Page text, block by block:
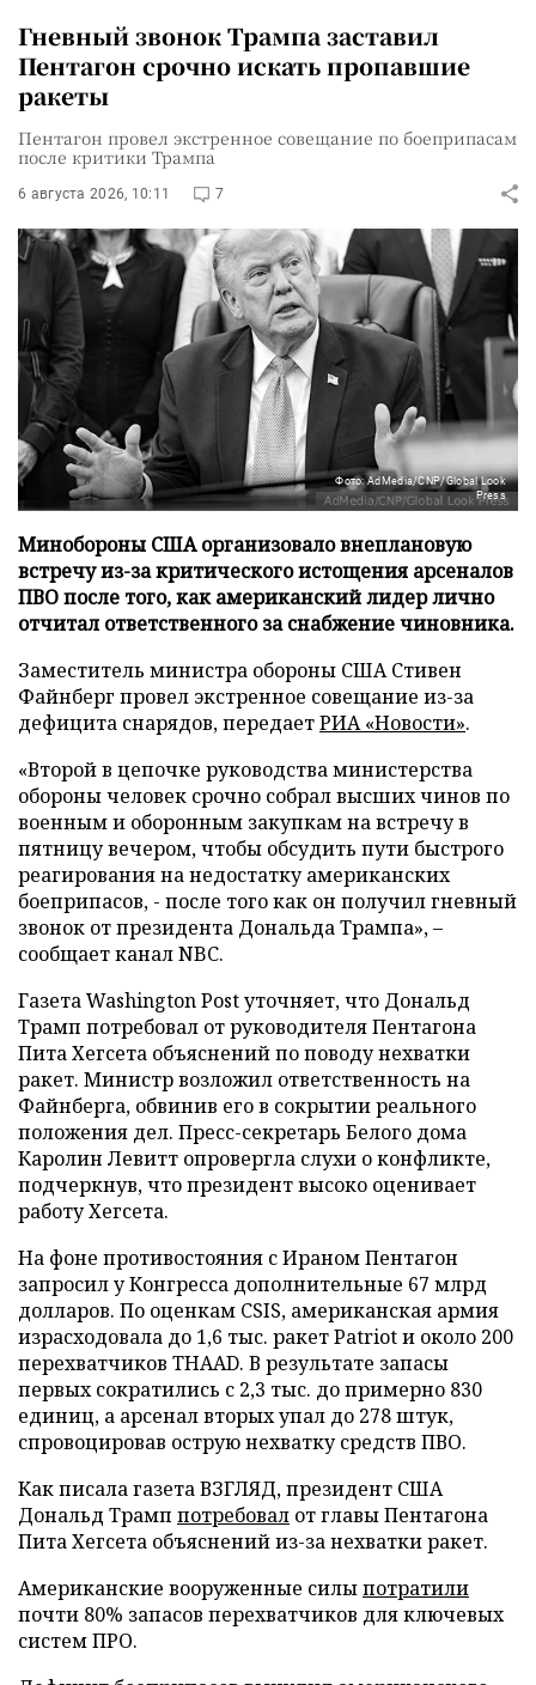
Гневный звонок Трампа заставил
Пентагон срочно искать пропавшие
ракеты
Пентагон провел экстренное совещание по боеприпасам
после критики Трампа
6 августа 2026, 10:11 7
Фото: AdMedia/CNP/Global Look
Press
Минобороны США организовало внеплановую
встречу из-за критического истощения арсеналов
ПВО после того, как американский лидер лично
отчитал ответственного за снабжение чиновника.
Заместитель министра обороны США Стивен
Файнберг провел экстренное совещание из-за
дефицита снарядов, передаетРИА «Новости».
«Второй в цепочке руководства министерства
обороны человек срочно собрал высших чинов по
военным и оборонным закупкам на встречу в
пятницу вечером, чтобы обсудить пути быстрого
реагирования на недостатку американских
боеприпасов, - после того как он получил гневный
звонок от президента Дональда Трампа», –
сообщает канал NBC.
Газета Washington Post уточняет, что Дональд
Трамп потребовал от руководителя Пентагона
Пита Хегсета объяснений по поводу нехватки
ракет. Министр возложил ответственность на
Файнберга, обвинив его в сокрытии реального
положения дел. Пресс-секретарь Белого дома
Каролин Левитт опровергла слухи о конфликте,
подчеркнув, что президент высоко оценивает
работу Хегсета.
На фоне противостояния с Ираном Пентагон
запросил у Конгресса дополнительные 67 млрд
долларов. По оценкам CSIS, американская армия
израсходовала до 1,6 тыс. ракет Patriot и около 200
перехватчиков THAAD. В результате запасы
первых сократились с 2,3 тыс. до примерно 830
единиц, а арсенал вторых упал до 278 штук,
спровоцировав острую нехватку средств ПВО.
Как писала газета ВЗГЛЯД, президент США
Дональд Трамп потребовал от главы Пентагона
Пита Хегсета объяснений из-за нехватки ракет.
Американские вооруженные силыпотратили
почти 80% запасов перехватчиков для ключевых
систем ПРО.